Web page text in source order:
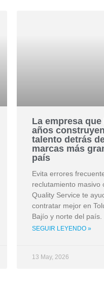
La empresa que
años
talento detrás
marcas más
país
Evita errores
reclutamiento masivo
Quality Service te
contratar mejor en
Bajío y norte del país.
SEGUIR LEYENDO »
13 May, 2026